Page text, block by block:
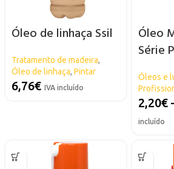
Óleo de linhaça Ssil
Tratamento de madeira,
Óleo de linhaça, Pintar
6,76€ IVA incluído
Óleo
Série
SPSIL
Óleos e
2,20€
incluído